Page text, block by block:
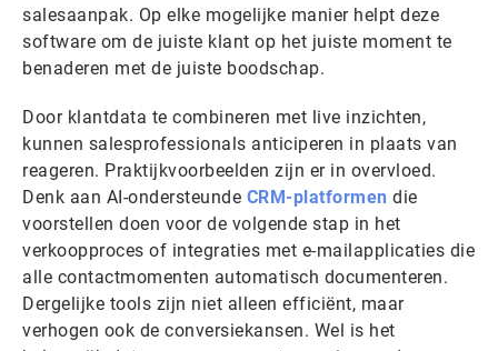
salesaanpak. Op elke mogelijke manier helpt deze
software om de juiste klant op het juiste moment te
benaderen met de juiste boodschap.
Door klantdata te combineren met live inzichten,
kunnen salesprofessionals anticiperen in plaats van
reageren. Praktijkvoorbeelden zijn er in overvloed.
Denk aan AI-ondersteunde CRM-platformen die
voorstellen doen voor de volgende stap in het
verkoopproces of integraties met e-mailapplicaties die
alle contactmomenten automatisch documenteren.
Dergelijke tools zijn niet alleen efficiënt, maar
verhogen ook de conversiekansen. Wel is het